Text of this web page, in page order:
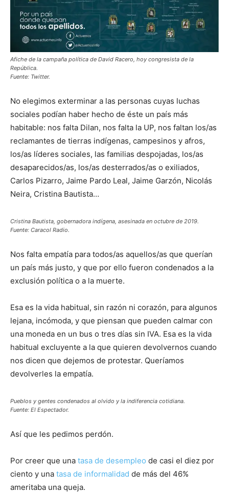
Afiche de la campaña política de David Racero, hoy congresista de la
República.
Fuente: Twitter.
No elegimos exterminar a las personas cuyas luchas
sociales podían haber hecho de éste un país más
habitable: nos falta Dilan, nos falta la UP, nos faltan los/as
reclamantes de tierras indígenas, campesinos y afros,
los/as líderes sociales, las familias despojadas, los/as
desaparecidos/as, los/as desterrados/as o exiliados,
Carlos Pizarro, Jaime Pardo Leal, Jaime Garzón, Nicolás
Neira, Cristina Bautista…
Cristina Bautista, gobernadora indígena, asesinada en octubre de 2019.
Fuente: Caracol Radio.
Nos falta empatía para todos/as aquellos/as que querían
un país más justo, y que por ello fueron condenados a la
exclusión política o a la muerte.
Esa es la vida habitual, sin razón ni corazón, para algunos
lejana, incómoda, y que piensan que pueden calmar con
una moneda en un bus o tres días sin IVA. Esa es la vida
habitual excluyente a la que quieren devolvernos cuando
nos dicen que dejemos de protestar. Queríamos
devolverles la empatía.
Pueblos y gentes condenados al olvido y la indiferencia cotidiana.
Fuente: El Espectador.
Así que les pedimos perdón.
Por creer que una tasa de desempleo de casi el diez por
ciento y una tasa de informalidad de más del 46%
ameritaba una queja.